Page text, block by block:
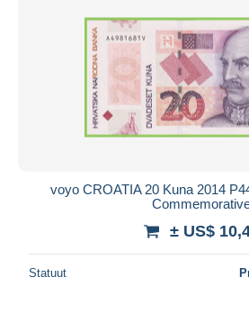
voyo CROATIA 20 Kuna 2014
± US$
Statuut